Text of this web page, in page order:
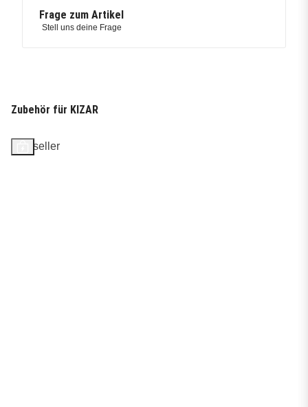
Frage zum Artikel
Stell uns deine Frage
Zubehör für KIZAR
Bestseller